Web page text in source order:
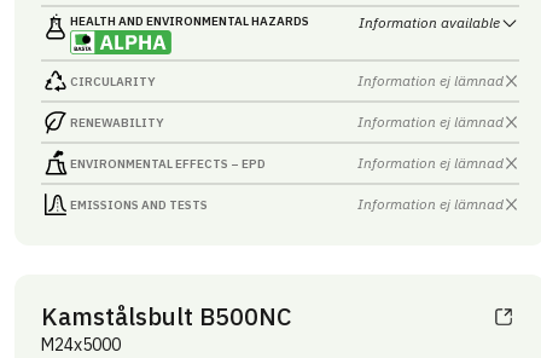
HEALTH AND ENVIRONMENTAL HAZARDS Information available
CIRCULARITY Information ej lämnad
RENEWABILITY Information ej lämnad
ENVIRONMENTAL EFFECTS – EPD Information ej lämnad
EMISSIONS AND TESTS Information ej lämnad
Kamstålsbult B500NC
M24x5000